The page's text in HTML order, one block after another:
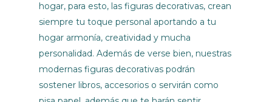
hogar, para esto, las figuras decorativas, crean
siempre tu toque personal aportando a tu
hogar armonía, creatividad y mucha
personalidad. Además de verse bien, nuestras
modernas figuras decorativas podrán
sostener libros, accesorios o servirán como